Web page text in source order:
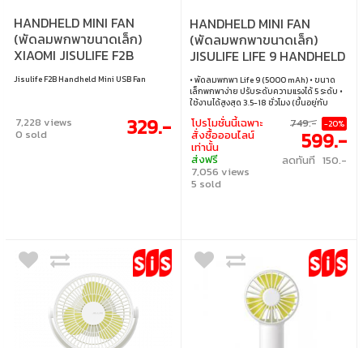
HANDHELD MINI FAN
(พัดลมพกพาขนาดเล็ก)
XIAOMI JISULIFE F2B
HANDHELD MINI USB FAN
(JSL-6972154730161) -
Jisulife F2B Handheld Mini USB Fan
7,228 views
0 sold 329.-
HANDHELD MINI FAN
(พัดลมพกพาขนาดเล็ก)
JISULIFE LIFE 9 HANDHELD
FAN 5000 MAH (BLACK)
• พัดลมพกพา Life 9 (5000 mAh) • ขนาด
เล็กพกพาง่าย ปรับระดับความแรงได้ 5 ระดับ •
ใช้งานได้สูงสุด 3.5-18 ชั่วโมง (ขึ้นอยู่กับ
ความเร็วลม) • ใช้เวลาชาร์จ 3-4 ชั่วโมง ใช้
พอร์ต USB-Type C ในการชาร์จ • ความจุ
แบตเตอรี่ 5000mAh • ขนาดแพคเกจ 3.6 x
6.35 x 14.3 cm น้ำหนัก 217 กรัม
โปรโมชั่นนี้เฉพาะ
สั่งซื้อออนไลน์
เท่านั้น
ส่งฟรี
7,056 views
5 sold
749.- -20%
599.-
ลดทันที 150.-